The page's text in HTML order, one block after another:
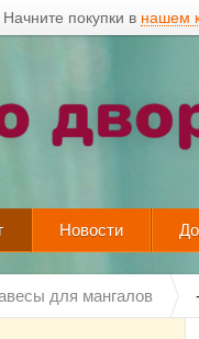
покупки в нашем
Новости
для мангалов